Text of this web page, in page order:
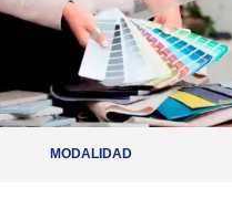
MODALIDAD